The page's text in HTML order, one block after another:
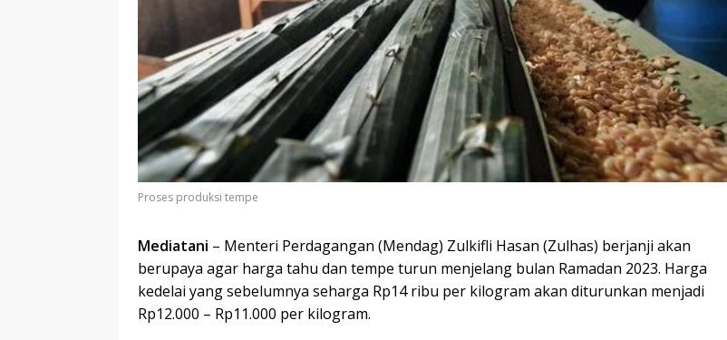
Proses produksi tempe
Mediatani – Menteri Perdagangan (Mendag) Zulkifli Hasan (Zulhas) berjanji akan
berupaya agar harga tahu dan tempe turun menjelang bulan Ramadan 2023. Harga
kedelai yang sebelumnya seharga Rp14 ribu per kilogram akan diturunkan menjadi
Rp12.000 – Rp11.000 per kilogram.